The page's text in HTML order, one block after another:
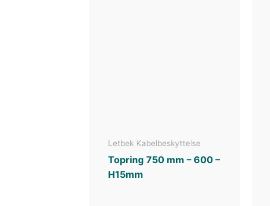
Letbek Kabelbeskyttelse
Topring 750 mm – 600 –
H15mm